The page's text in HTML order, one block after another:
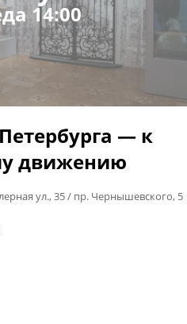
14:00
— к
движению
ул., 35 / пр. Чернышевского, 5